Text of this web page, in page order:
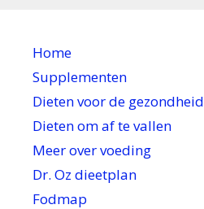
Home
Supplementen
Dieten voor de gezondheid
Dieten om af te vallen
Meer over voeding
Dr. Oz dieetplan
Fodmap